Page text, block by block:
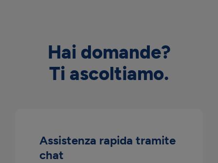
Hai domande?
Ti ascoltiamo.
Assistenza rapida tramite
chat